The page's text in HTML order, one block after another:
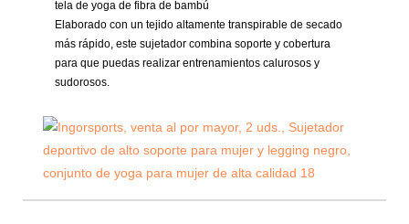
tela de yoga de fibra de bambú
Elaborado con un tejido altamente transpirable de secado
más rápido, este sujetador combina soporte y cobertura
para que puedas realizar entrenamientos calurosos y
sudorosos.